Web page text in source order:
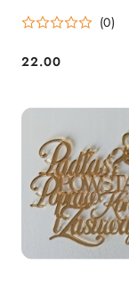
(0)
Cena:
22.00